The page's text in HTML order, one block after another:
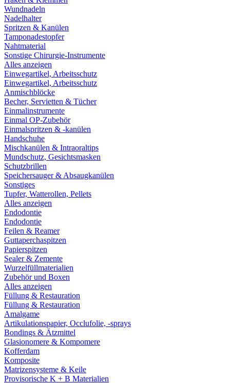
Wundnadeln
Nadelhalter
Spritzen & Kanülen
Tamponadestopfer
Nahtmaterial
Sonstige Chirurgie-Instrumente
Alles anzeigen
Einwegartikel, Arbeitsschutz
Einwegartikel, Arbeitsschutz
Anmischblöcke
Becher, Servietten & Tücher
Einmalinstrumente
Einmal OP-Zubehör
Einmalspritzen & -kanülen
Handschuhe
Mischkanülen & Intraoraltips
Mundschutz, Gesichtsmasken
Schutzbrillen
Speichersauger & Absaugkanülen
Sonstiges
Tupfer, Watterollen, Pellets
Alles anzeigen
Endodontie
Endodontie
Feilen & Reamer
Guttaperchaspitzen
Papierspitzen
Sealer & Zemente
Wurzelfüllmaterialien
Zubehör und Boxen
Alles anzeigen
Füllung & Restauration
Füllung & Restauration
Amalgame
Artikulationspapier, Occlufolie, -sprays
Bondings & Ätzmittel
Glasionomere & Kompomere
Kofferdam
Komposite
Matrizensysteme & Keile
Provisorische K + B Materialien